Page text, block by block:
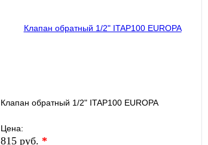
Клапан обратный 1/2" ITAP100 EUROPA
Цена:
815 руб. *